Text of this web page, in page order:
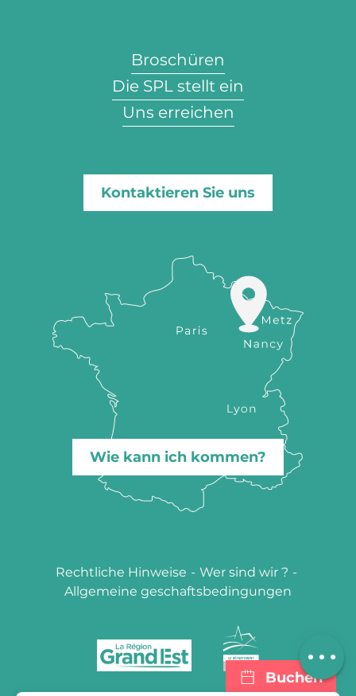
Buchen
Broschüren
Die SPL stellt ein
Uns erreichen
Kontaktieren Sie uns
Wie kann ich kommen?
Rechtliche Hinweise - Wer sind wir ? -
Allgemeine geschaftsbedingungen